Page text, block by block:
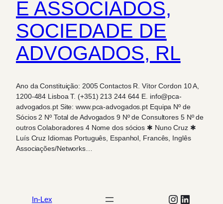
E ASSOCIADOS,
SOCIEDADE DE
ADVOGADOS, RL
Ano da Constituição: 2005 Contactos R. Vítor Cordon 10 A,
1200-484 Lisboa T. (+351) 213 244 644 E. info@pca-
advogados.pt Site: www.pca-advogados.pt Equipa Nº de
Sócios 2 Nº Total de Advogados 9 Nº de Consultores 5 Nº de
outros Colaboradores 4 Nome dos sócios ✱ Nuno Cruz ✱
Luís Cruz Idiomas Português, Espanhol, Francês, Inglês
Associações/Networks…
In-Lex Instagram
LinkedIn